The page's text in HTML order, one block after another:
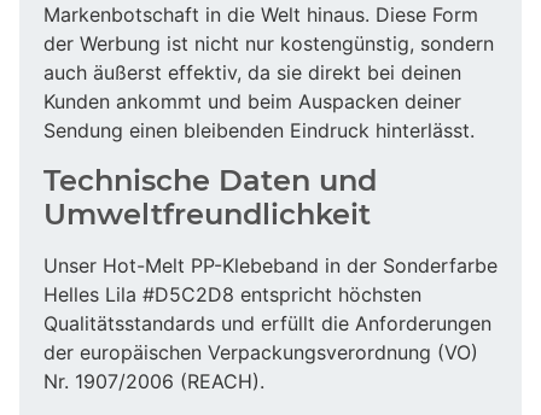
Markenbotschaft in die Welt hinaus. Diese Form
der Werbung ist nicht nur kostengünstig, sondern
auch äußerst effektiv, da sie direkt bei deinen
Kunden ankommt und beim Auspacken deiner
Sendung einen bleibenden Eindruck hinterlässt.
Technische Daten und
Umweltfreundlichkeit
Unser Hot-Melt PP-Klebeband in der Sonderfarbe
Helles Lila #D5C2D8 entspricht höchsten
Qualitätsstandards und erfüllt die Anforderungen
der europäischen Verpackungsverordnung (VO)
Nr. 1907/2006 (REACH).